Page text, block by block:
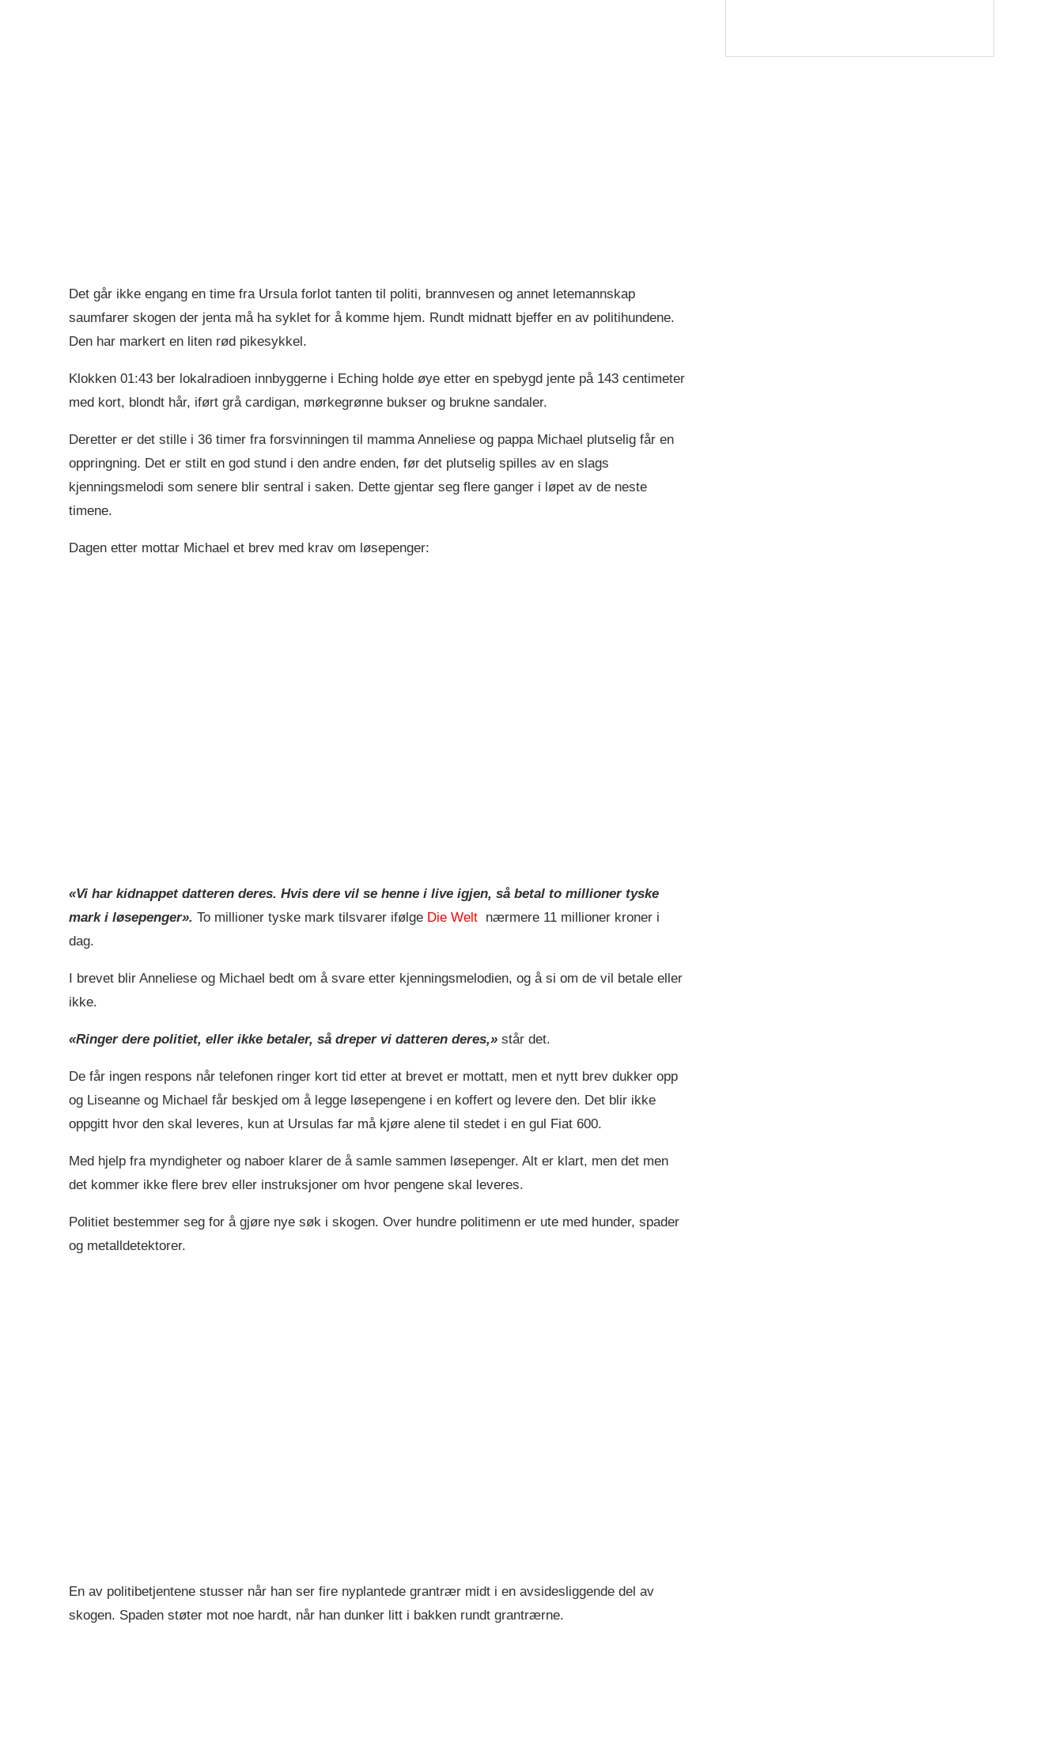
Det går ikke engang en time fra Ursula forlot tanten til politi, brannvesen og annet letemannskap
saumfarer skogen der jenta må ha syklet for å komme hjem. Rundt midnatt bjeffer en av politihundene.
Den har markert en liten rød pikesykkel.
Klokken 01:43 ber lokalradioen innbyggerne i Eching holde øye etter en spebygd jente på 143 centimeter
med kort, blondt hår, iført grå cardigan, mørkegrønne bukser og brukne sandaler.
Deretter er det stille i 36 timer fra forsvinningen til mamma Anneliese og pappa Michael plutselig får en
oppringning. Det er stilt en god stund i den andre enden, før det plutselig spilles av en slags
kjenningsmelodi som senere blir sentral i saken. Dette gjentar seg flere ganger i løpet av de neste
timene.
Dagen etter mottar Michael et brev med krav om løsepenger:
«Vi har kidnappet datteren deres. Hvis dere vil se henne i live igjen, så betal to millioner tyske
mark i løsepenger». To millioner tyske mark tilsvarer ifølge Die Welt nærmere 11 millioner kroner i
dag.
I brevet blir Anneliese og Michael bedt om å svare etter kjenningsmelodien, og å si om de vil betale eller
ikke.
«Ringer dere politiet, eller ikke betaler, så dreper vi datteren deres,» står det.
De får ingen respons når telefonen ringer kort tid etter at brevet er mottatt, men et nytt brev dukker opp
og Liseanne og Michael får beskjed om å legge løsepengene i en koffert og levere den. Det blir ikke
oppgitt hvor den skal leveres, kun at Ursulas far må kjøre alene til stedet i en gul Fiat 600.
Med hjelp fra myndigheter og naboer klarer de å samle sammen løsepenger. Alt er klart, men det men
det kommer ikke flere brev eller instruksjoner om hvor pengene skal leveres.
Politiet bestemmer seg for å gjøre nye søk i skogen. Over hundre politimenn er ute med hunder, spader
og metalldetektorer.
En av politibetjentene stusser når han ser fire nyplantede grantrær midt i en avsidesliggende del av
skogen. Spaden støter mot noe hardt, når han dunker litt i bakken rundt grantrærne.